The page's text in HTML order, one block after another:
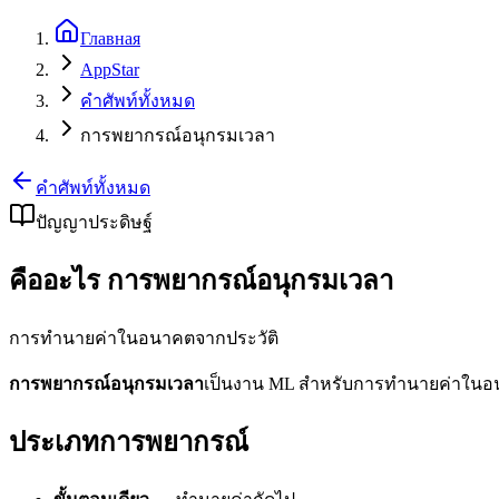
Главная
AppStar
คำศัพท์ทั้งหมด
การพยากรณ์อนุกรมเวลา
คำศัพท์ทั้งหมด
ปัญญาประดิษฐ์
คืออะไร การพยากรณ์อนุกรมเวลา
การทำนายค่าในอนาคตจากประวัติ
การพยากรณ์อนุกรมเวลาเป็นงาน ML สำหรับการทำนายค่าใน
ประเภทการพยากรณ์